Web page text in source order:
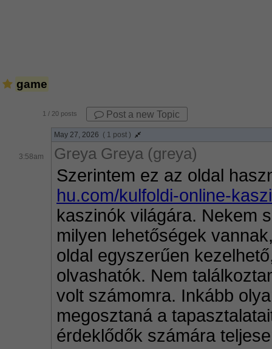
game
1 / 20 posts Post a new Topic
May 27, 2026 ( 1 post )
3:58am Greya Greya (greya)
Szerintem ez az oldal
hu.com/kulfoldi-online-
kaszinók világára. Nekem
milyen lehetőségek
oldal egyszerűen
olvashatók. Nem
volt számomra. Inkább
megosztaná a
érdeklődők számára